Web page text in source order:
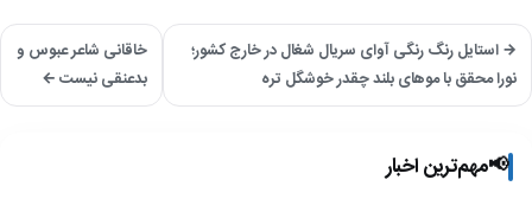
→ استایل رنگ رنگی آوای سریال شغال در خارج کشور؛
نورا محقق با موهای بلند چقدر خوشگل تره
خاقانی شاعر عبوس و
بدعنقی نیست ←
📢مهم‌ترین اخبار